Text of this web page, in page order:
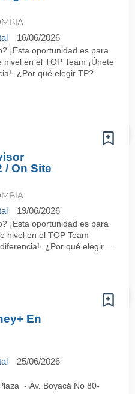
16/06/2026
¡Esta oportunidad es para
en el TOP Team ¡Únete
¿Por qué elegir TP?
/ On Site
19/06/2026
¡Esta oportunidad es para
nivel en el TOP Team
¿Por qué elegir ...
En
25/06/2026
- Av. Boyacá No 80-